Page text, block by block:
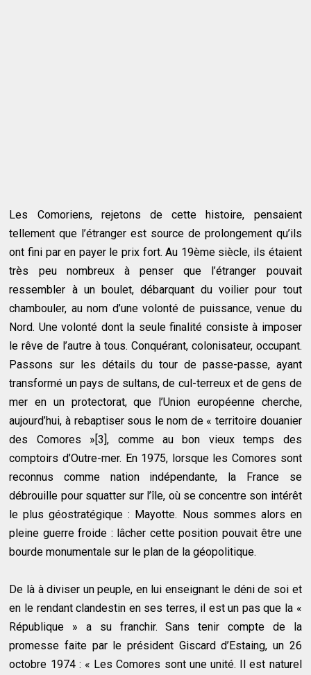
Les Comoriens, rejetons de cette histoire, pensaient
tellement que l’étranger est source de prolongement qu’ils
ont fini par en payer le prix fort. Au 19ème siècle, ils étaient
très peu nombreux à penser que l’étranger pouvait
ressembler à un boulet, débarquant du voilier pour tout
chambouler, au nom d’une volonté de puissance, venue du
Nord. Une volonté dont la seule finalité consiste à imposer
le rêve de l’autre à tous. Conquérant, colonisateur, occupant.
Passons sur les détails du tour de passe-passe, ayant
transformé un pays de sultans, de cul-terreux et de gens de
mer en un protectorat, que l’Union européenne cherche,
aujourd’hui, à rebaptiser sous le nom de « territoire douanier
des Comores »[3], comme au bon vieux temps des
comptoirs d’Outre-mer. En 1975, lorsque les Comores sont
reconnus comme nation indépendante, la France se
débrouille pour squatter sur l’île, où se concentre son intérêt
le plus géostratégique : Mayotte. Nous sommes alors en
pleine guerre froide : lâcher cette position pouvait être une
bourde monumentale sur le plan de la géopolitique.
De là à diviser un peuple, en lui enseignant le déni de soi et
en le rendant clandestin en ses terres, il est un pas que la «
République » a su franchir. Sans tenir compte de la
promesse faite par le président Giscard d’Estaing, un 26
octobre 1974 : « Les Comores sont une unité. Il est naturel